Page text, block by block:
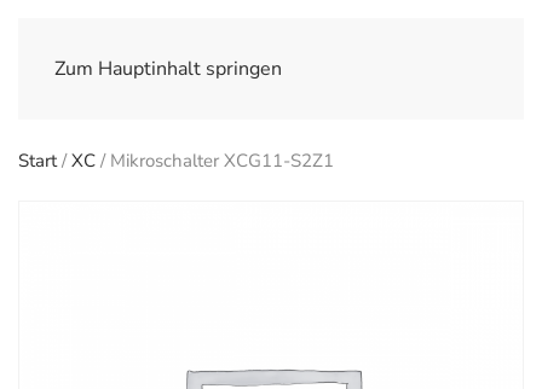
Zum Hauptinhalt springen
Start/XC / Mikroschalter XCG11-S2Z1